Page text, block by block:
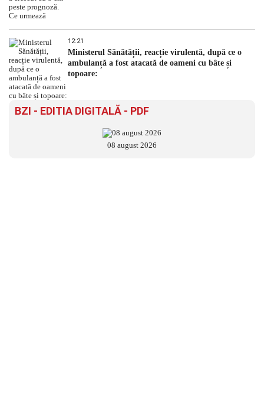
12:21
Ministerul Sănătății, reacție virulentă, după ce o
ambulanță a fost atacată de oameni cu bâte și
topoare:
BZI - EDITIA DIGITALĂ - PDF
08 august 2026